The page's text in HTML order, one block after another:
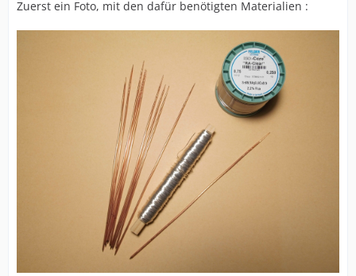
Zuerst ein Foto, mit den dafür benötigten Materialien :